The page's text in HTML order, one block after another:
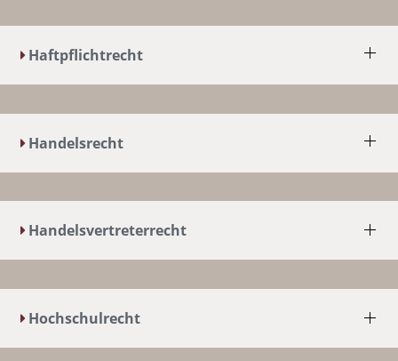
Haftpflichtrecht
Handelsrecht
Handelsvertreterrecht
Hochschulrecht